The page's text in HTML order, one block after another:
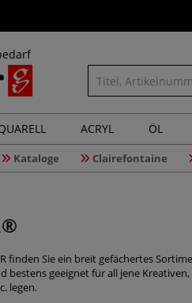
ACRYL ÖL
Kataloge Clairefontaine
finden Sie ein breit gefächertes
bestens geeignet für all jene
legen.